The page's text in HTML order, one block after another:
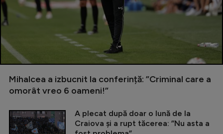
Mihalcea a izbucnit la conferință: ”Criminal care a
omorât vreo 6 oameni!”
A plecat după doar o lună de la
Craiova și a rupt tăcerea: ”Nu asta a